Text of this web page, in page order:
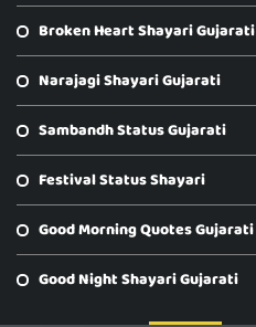
Broken Heart Shayari Gujarati
Narajagi Shayari Gujarati
Sambandh Status Gujarati
Festival Status Shayari
Good Morning Quotes Gujarati
Good Night Shayari Gujarati